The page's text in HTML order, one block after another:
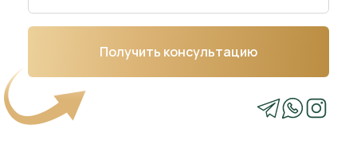
Получить консультацию